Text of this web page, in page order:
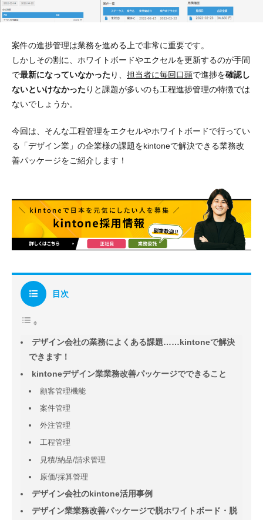
案件の進捗管理は業務を進める上で非常に重要です。
しかしその割に、ホワイトボードやエクセルを更新するのが手間
で最新になっていなかった り、 担当者に毎回口頭で進捗を確認し
ないといけなかった りと課題が多いのも工程進捗管理の特徴では
ないでしょうか。
今回は、そんな工程管理をエクセルやホワイトボードで行ってい
る「デザイン業」の企業様の課題をkintoneで解決できる業務改
善パッケージをご紹介します！
目次
デザイン会社の業務によくある課題……kintoneで解決
できます！
kintoneデザイン業業務改善パッケージでできること
顧客管理機能
案件管理
外注管理
工程管理
見積/納品/請求管理
原価/採算管理
デザイン会社のkintone活用事例
デザイン業業務改善パッケージで脱ホワイトボード・脱